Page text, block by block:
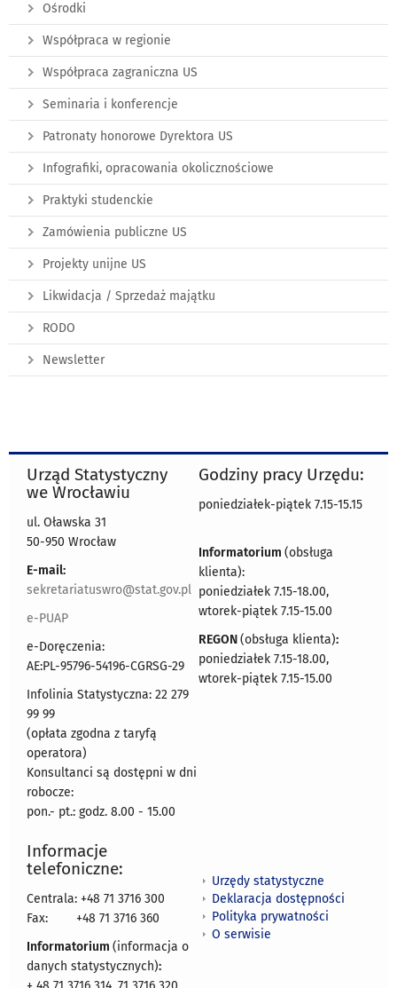
Ośrodki
Współpraca w regionie
Współpraca zagraniczna US
Seminaria i konferencje
Patronaty honorowe Dyrektora US
Infografiki, opracowania okolicznościowe
Praktyki studenckie
Zamówienia publiczne US
Projekty unijne US
Likwidacja / Sprzedaż majątku
RODO
Newsletter
Urząd Statystyczny
we Wrocławiu
ul. Oławska 31
50-950 Wrocław
E-mail:
sekretariatuswro@stat.gov.pl
e-PUAP
e-Doręczenia:
AE:PL-95796-54196-CGRSG-29
Infolinia Statystyczna: 22 279
99 99
(opłata zgodna z taryfą
operatora)
Konsultanci są dostępni w dni
robocze:
pon.- pt.: godz. 8.00 - 15.00
Godziny pracy Urzędu:
poniedziałek-piątek 7.15-15.15
Informatorium (obsługa
klienta):
poniedziałek 7.15-18.00,
wtorek-piątek 7.15-15.00
REGON(obsługa klienta):
poniedziałek 7.15-18.00,
wtorek-piątek 7.15-15.00
Informacje
telefoniczne:
Centrala: +48 71 3716 300
Fax:
+48 71 3716 360
Informatorium (informacja o
danych statystycznych):
Urzędy statystyczne
Deklaracja dostępności
Polityka prywatności
O serwisie